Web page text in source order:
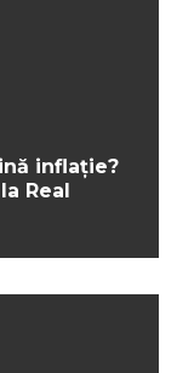
inflație?
Real